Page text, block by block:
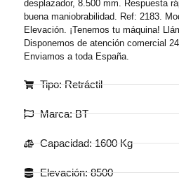
desplazador, 8.500 mm. Respuesta
buena maniobrabilidad. Ref: 2183.
Elevación. ¡Tenemos tu máquina!
Disponemos de atención comercial 24
Enviamos a toda España.
Tipo: Retráctil
Marca: BT
Capacidad: 1600 Kg
Elevación: 8500